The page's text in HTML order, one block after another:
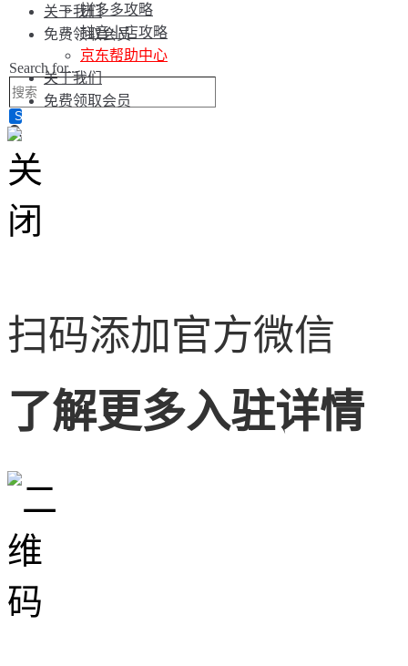
关于我们
免费领取会员
Search for...
拼多多攻略
抖音小店攻略
京东帮助中心
关于我们
免费领取会员
扫码添加官方微信
了解更多入驻详情